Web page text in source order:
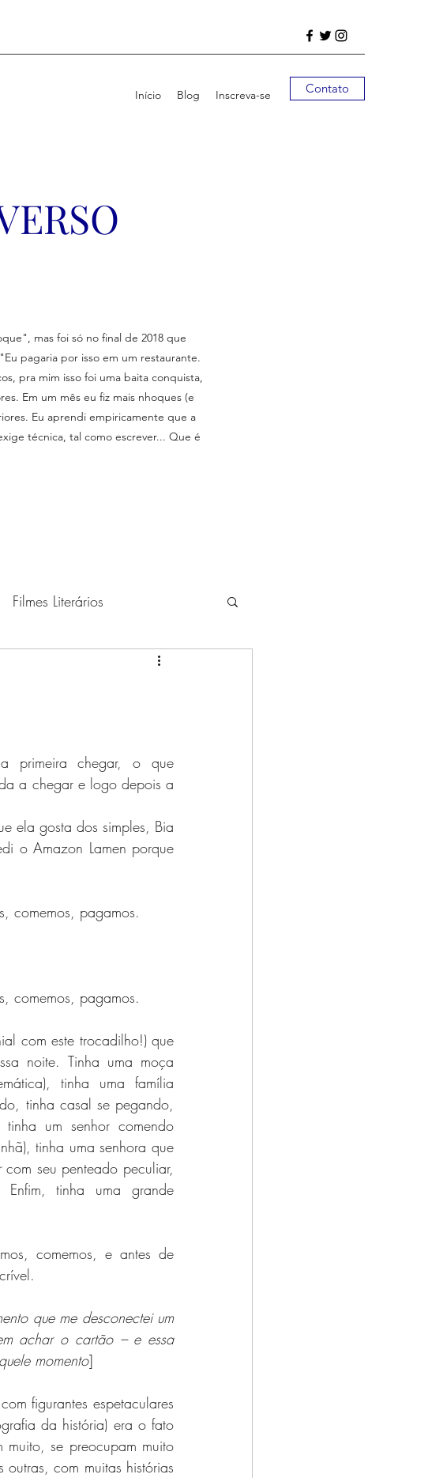
Início Blog Inscreva-se Contato
mas foi só no final de 2018 que
pagaria por isso em um restaurante.
pra mim isso foi uma baita conquista,
Em um mês eu fiz mais nhoques (e
Eu aprendi empiricamente que a
técnica, tal como escrever... Que é
Filmes Literários
Amor
primeira chegar, o que
a chegar e logo depois a
ela gosta dos simples, Bia
o Amazon Lamen porque
comemos, pagamos.
comemos, pagamos.
com este trocadilho!) que
noite. Tinha uma moça
tinha uma família
tinha casal se pegando,
um senhor comendo
tinha uma senhora que
com seu penteado peculiar,
Enfim, tinha uma grande
comemos, e antes de
que me desconectei um
achar o cartão – e essa
momento]
figurantes espetaculares
da história) era o fato
muito, se preocupam muito
com muitas histórias